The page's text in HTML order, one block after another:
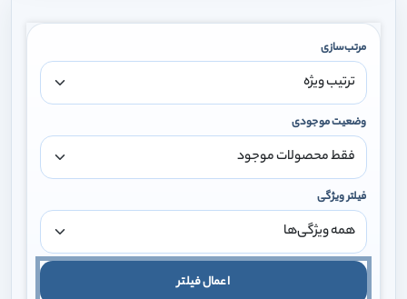
مرتب‌سازی
وضعیت موجودی
فیلتر ویژگی
اعمال فیلتر